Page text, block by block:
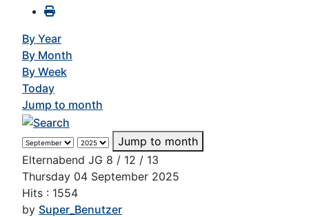
By Year
By Month
By Week
Today
Jump to month
Jump to month
Elternabend JG 8 / 12 / 13
Thursday 04 September 2025
Hits : 1554
by Super_Benutzer